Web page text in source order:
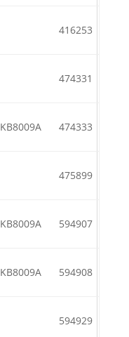
416253
474331
KB8009A 474333
475899
KB8009A 594907
KB8009A 594908
594929